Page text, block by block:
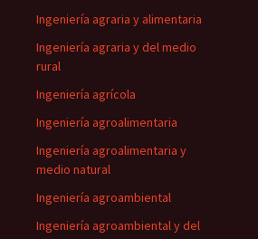
Ingeniería agraria y alimentaria
Ingeniería agraria y del medio
rural
Ingeniería agrícola
Ingeniería agroalimentaria
Ingeniería agroalimentaria y
medio natural
Ingeniería agroambiental
Ingeniería agroambiental y del